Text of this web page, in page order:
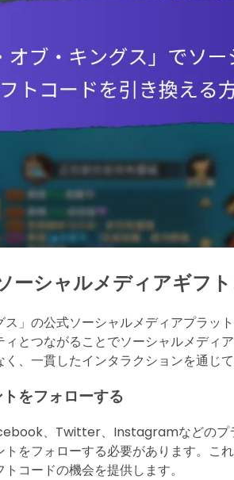
ーシャルメディアギフ
」の公式ソーシャルメディアプラッ
とつながることでソーシャルメディ
、一貫したインタラクションを通じ
をフォローする
、Twitter、Instagramなどのプ
をフォローする必要があります。こ
コードの機会を提供します。